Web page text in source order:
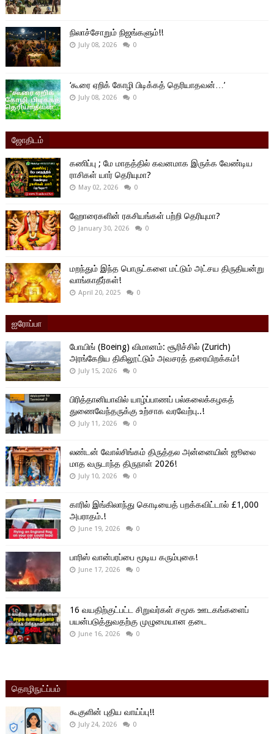
நிலாச்சோறும் நிஜங்களும்!!
July 08, 2026 0
‘கூரை ஏறிக் கோழி பிடிக்கத் தெரியாதவன்…’
July 08, 2026 0
ஜோதிடம்
கணிப்பு ; மே மாதத்தில் கவனமாக இருக்க வேண்டிய
ராசிகள் யார் தெரியுமா?
May 02, 2026 0
ஹோரைகளின் ரகசியங்கள் பற்றி தெரியுமா?
January 30, 2026 0
மறந்தும் இந்த பொருட்களை மட்டும் அட்சய திருதியன்று
வாங்காதீர்கள்!
April 20, 2025 0
ஐரோப்பா
போயிங் (Boeing) விமானம்: சூரிச்சில் (Zurich)
அரங்கேறிய திகிலூட்டும் அவசரத் தரையிறக்கம்!
July 15, 2026 0
பிரித்தானியாவில் யாழ்ப்பாணப் பல்கலைக்கழகத்
துணைவேந்தருக்கு உற்சாக வரவேற்பு..!
July 11, 2026 0
லண்டன் வோல்சிங்கம் திருத்தல அன்னையின் ஜூலை
மாத வருடாந்த திருநாள் 2026!
July 10, 2026 0
காரில் இங்கிலாந்து கொடியைத் பறக்கவிட்டால் £1,000
அபராதம்.!
June 19, 2026 0
பாரிஸ் வான்பரப்பை மூடிய கரும்புகை!
June 17, 2026 0
16 வயதிற்குட்பட்ட சிறுவர்கள் சமூக ஊடகங்களைப்
பயன்படுத்துவதற்கு முழுமையான தடை
June 16, 2026 0
தொழிநுட்ப்பம்
கூகுளின் புதிய வாய்ப்பு!!
July 24, 2026 0